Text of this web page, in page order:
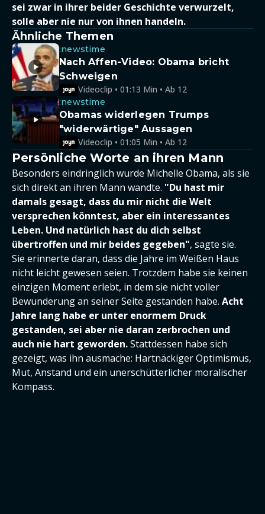
sei zwar in ihrer beider Geschichte verwurzelt,
solle aber nie nur von ihnen handeln.
Ähnliche Themen
:newstime
Nach Affen-Video: Obama bricht
Schweigen
Videoclip • 01:13 Min • Ab 12
:newstime
Obamas widerlegen Trumps
"widerwärtige" Aussagen
Videoclip • 01:05 Min • Ab 12
Persönliche Worte an ihren Mann
Besonders eindringlich wurde Michelle Obama, als sie
sich direkt an ihren Mann wandte. "Du hast mir
damals gesagt, dass du mir nicht die Welt
versprechen könntest, aber ein interessantes
Leben. Und natürlich hast du dich selbst
übertroffen und mir beides gegeben", sagte sie.
Sie erinnerte daran, dass die Jahre im Weißen Haus
nicht leicht gewesen seien. Trotzdem habe sie keinen
einzigen Moment erlebt, in dem sie nicht voller
Bewunderung an seiner Seite gestanden habe. Acht
Jahre lang habe er unter enormem Druck
gestanden, sei aber nie daran zerbrochen und
auch nie hart geworden.Stattdessen habe sich
gezeigt, was ihn ausmache: Hartnäckiger Optimismus,
Mut, Anstand und ein unerschütterlicher moralischer
Kompass.